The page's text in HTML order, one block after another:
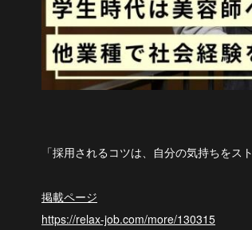
「採用されるコツは、自分の気持ちをス
掲載ページ
https://relax-job.com/more/130315